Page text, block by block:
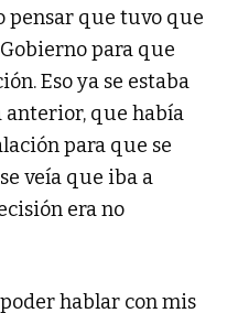
pensar que tuvo que
para que
Eso ya se estaba
anterior, que había
para que se
veía que iba a
era no
hablar con mis